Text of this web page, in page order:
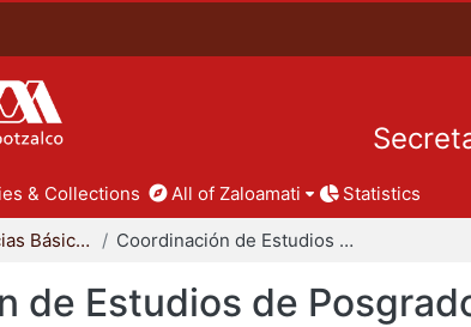
& Collections All of Zaloamati Statistics
División de Ciencias Básicas e Ingeniería Coordinación de Estudios de Posgrado - CBI
de Estudios de